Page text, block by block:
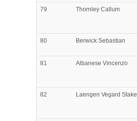
79 Thornley Callum
80 Berwick Sebastian
81 Albanese Vincenzo
82 Laengen Vegard Stake